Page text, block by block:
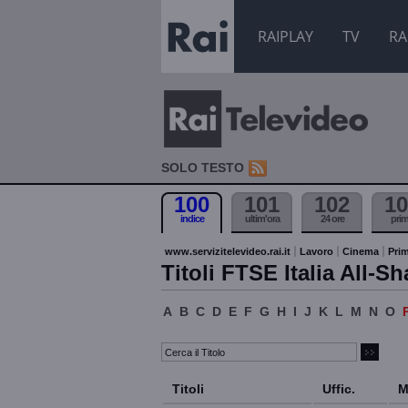
RAIPLAY TV
SOLO TESTO
100
indice
101
ultim'ora
102
24 ore
www.servizitelevideo.rai.it Lavoro Cinema
Titoli FTSE Italia All-
A B C D E F G H I J K L M N O
Titoli Uffic.